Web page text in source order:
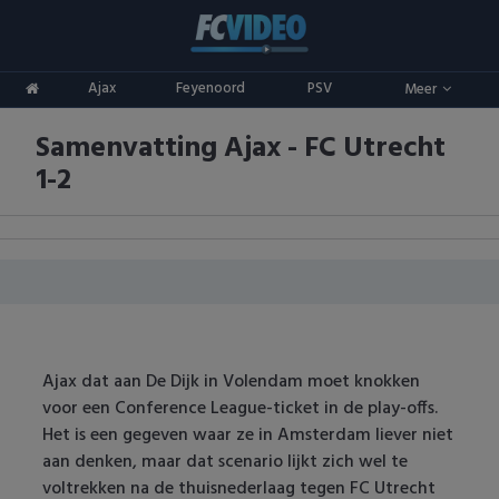
Ajax Feyenoord PSV Meer
ADO Den Haag
Ajax
FC Utrecht
Feyenoord
Competities
Eredivisie
Champions League
Europa League
Oranje
Samenvatting Ajax - FC Utrecht
1-2
Ajax dat aan De Dijk in Volendam moet knokken
voor een Conference League-ticket in de play-offs.
Het is een gegeven waar ze in Amsterdam liever niet
aan denken, maar dat scenario lijkt zich wel te
voltrekken na de thuisnederlaag tegen FC Utrecht